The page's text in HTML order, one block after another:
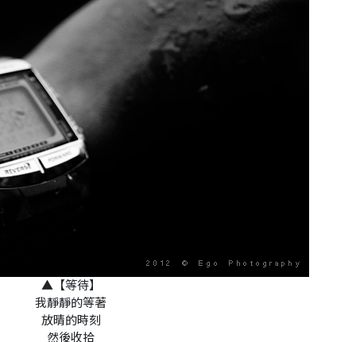
▲【等待】
我靜靜的等著
放晴的時刻
然後收拾